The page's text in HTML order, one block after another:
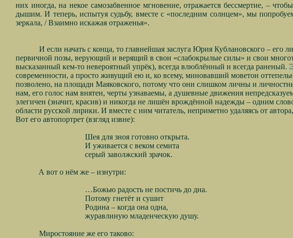
них иногда, на некое самозабвенное мгновение, отражается бессмертие, –
дышим. И теперь, испытуя судьбу, вместе с «последним солнцем», мы
зеркала, / Взаимно искажая отраженья».
И если начать с конца, то главнейшая заслуга Юрия Кублановского –
первичной позы, верующий и верящий в свои «слабокрылые силы» и свои
высказанный кем-то невероятный упрёк), всегда влюблённый и всегда
современности, а просто живущий ею и, ко всему, миновавший моветон
позволено, на площади Маяковского, потому что они слишком личны и
нам, его голос нам внятен, черты узнаваемы, а душевные движения
элегичен (значит, красив) и никогда не лишён врождённой надежды – одним
области русской лирики. И вместе с ним читатель, неприметно удаляясь от
Вот его автопортрет (взгляд извне):
Шея для зноя готовно открыта.
И уживается с веком семита
серый заволжский зрачок.
А вот о нём же – изнутри:
…Божью радость не постичь до дна.
Потому гнетёт и сушит
Родина – когда она одна,
журавлиную младенческую душу.
Миростояние же его таково: